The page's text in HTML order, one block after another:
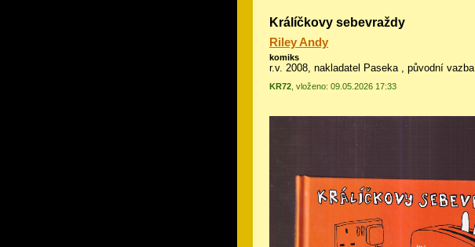
Králíčkovy sebevraždy
Riley Andy
komiks
r.v. 2008, nakladatel Paseka , původní vazba
KR72 , vloženo: 09.05.2026 17:33